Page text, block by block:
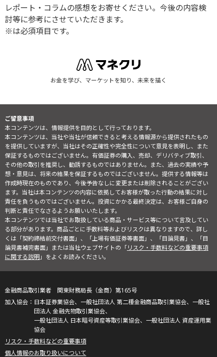
レポート・コラムの感想をお寄せください。今後の内容検
討等に参考にさせていただきます。
※は必須項目です。
お金を学び、マーケットを知り、未来を描く
ご留意事項
本コンテンツは、情報提供を目的として行っております。
本コンテンツは、当社や当社が信頼できると考える情報源から提供されたもの
を提供していますが、当社はその正確性や完全性について意見を表明し、また
保証するものではございません。有価証券の購入、売却、デリバティブ取引、
その他の取引を推奨し、勧誘するものではありません。また、過去の実績や予
想・意見は、将来の結果を保証するものではございません。提供する情報等は
作成時現在のものであり、今後予告なしに変更または削除されることがござい
ます。当社は本コンテンツの内容に依拠してお客様が取った行動の結果に対し
責任を負うものではございません。投資にかかる最終決定は、お客様ご自身の
判断と責任でなさるようお願いいたします。
本コンテンツでは当社でお取扱している商品・サービス等について言及してい
る部分があります。商品ごとに手数料等およびリスクは異なりますので、詳し
くは「契約締結前交付書面」、「上場有価証券等書面」、「目論見書」、「目
論見書補完書面」または当社ウェブサイトの「リスク・手数料などの重要事項
に関する説明」をよくお読みください。
金融商品取引業者 関東財務局長（金商）第165号
日本証券業協会、一般社団法人 第二種金融商品取引業協会、一般社
団法人 金融先物取引業協会、
一般社団法人 日本暗号資産等取引業協会、一般社団法人 資産運用業
協会
リスク・手数料などの重要事項
個人情報のお取り扱いについて